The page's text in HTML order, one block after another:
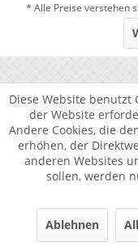
* Alle Preise verstehen
Diese Website benutzt
der Website
Andere Cookies, die
erhöhen, der
anderen Websites
sollen, werden
Ablehnen